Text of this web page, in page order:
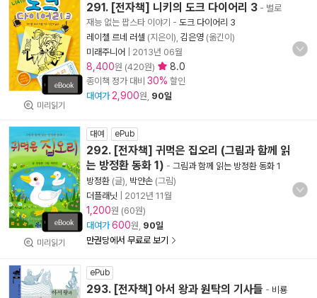
미리읽기
291. [전자책] 니키의 도크 다이어리 3 - 별로
재능 없는 팝스타 이야기 - 도크 다이어리 3
레이첼 르네 러셀 (지은이), 김은영 (옮긴이)
미래주니어
2013년 06월
8,400원 (420원) 8.0
종이책 정가 대비 30% 할인
대여가 2,900원, 90일
미리읽기
대여 ePub
292. [전자책] 귀먹은 집오리 (그림과 함께 읽
는 방정환 동화 1) - 그림과 함께 읽는 방정환 동화 1
방정환 (글), 박얀손 (그림)
더플래닛
2012년 11월
1,200원 (60원)
대여가 600원, 90일
만권당에서 무료로 보기
ePub
293. [전자책] 아서 왕과 원탁의 기사들 - 비룡